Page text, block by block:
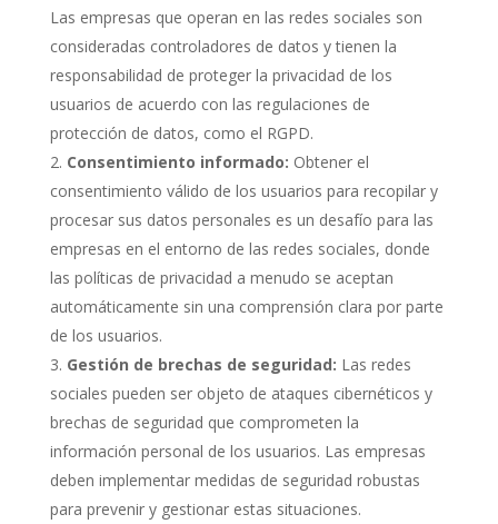
Las empresas que operan en las redes sociales son
consideradas controladores de datos y tienen la
responsabilidad de proteger la privacidad de los
usuarios de acuerdo con las regulaciones de
protección de datos, como el RGPD.
Consentimiento informado: Obtener el
consentimiento válido de los usuarios para recopilar y
procesar sus datos personales es un desafío para las
empresas en el entorno de las redes sociales, donde
las políticas de privacidad a menudo se aceptan
automáticamente sin una comprensión clara por parte
de los usuarios.
Gestión de brechas de seguridad: Las redes
sociales pueden ser objeto de ataques cibernéticos y
brechas de seguridad que comprometen la
información personal de los usuarios. Las empresas
deben implementar medidas de seguridad robustas
para prevenir y gestionar estas situaciones.